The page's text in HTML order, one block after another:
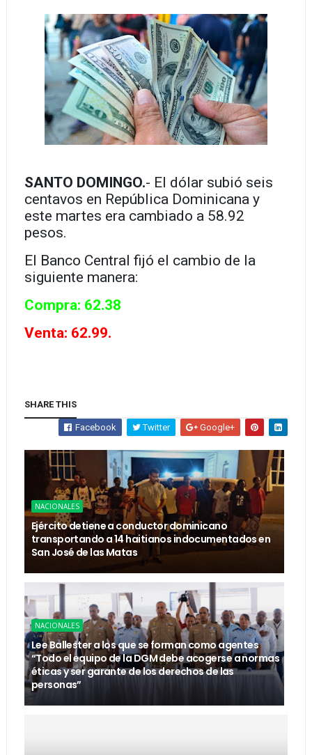
SANTO DOMINGO.- El dólar subió seis
centavos en República Dominicana y
este martes era cambiado a 58.92
pesos.
El Banco Central fijó el cambio de la
siguiente manera:
Compra: 62.38
Venta: 62.99.
SHARE THIS
Facebook Twitter Google+
NACIONALES
Ejército detiene a conductor dominicano
transportando a 14 haitianos indocumentados en
San José de las Matas
NACIONALES
Lee Ballester a los que se forman como agentes
“Todo el equipo de la DGM debe acogerse a normas
éticas y ser garante de los derechos de las
personas”